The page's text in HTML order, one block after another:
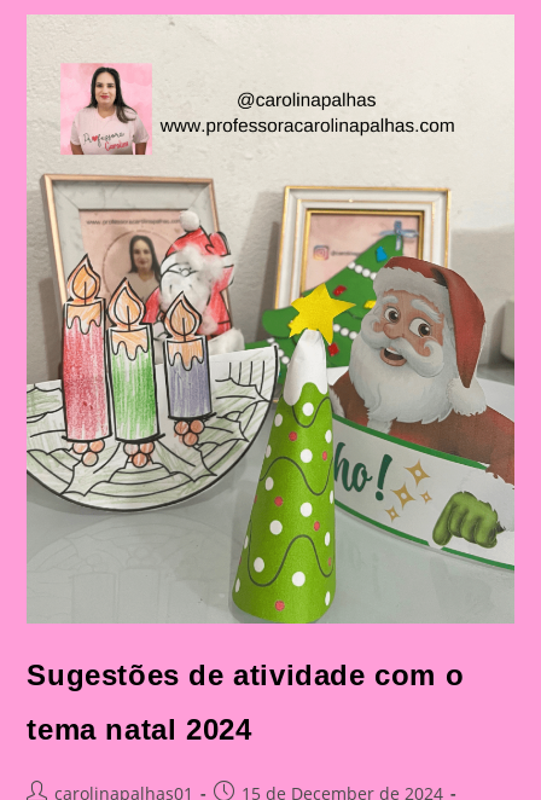
Sugestões de atividade com o
tema natal 2024
Postcarolinapalhas01
Post15 de December de 2024